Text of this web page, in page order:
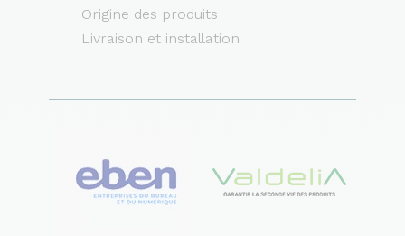
Origine des produits
Livraison et installation